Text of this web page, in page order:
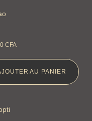
CFA
AU PANIER